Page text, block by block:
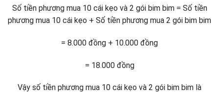
Số tiền phương mua 10 cái kẹo và 2 gói bim bim = Số tiền
phương mua 10 cái kẹo + Số tiền phương mua 2 gói bim bim
= 8.000 đồng + 10.000 đồng
= 18.000 đồng
Vậy số tiền phương mua 10 cái kẹo và 2 gói bim bim là